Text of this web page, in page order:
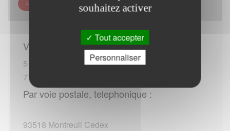
URSSAF ÎLE-DE-FRANCE - CHAMPS-SUR-MARNE
Vous rendre sur place :
5 bis rue Nelson Mandela
77420 Champs-sur-Marne
Par voie postale, telephonique :
93518 Montreuil Cedex
souhaitez activer
Tout accepter
Personnaliser